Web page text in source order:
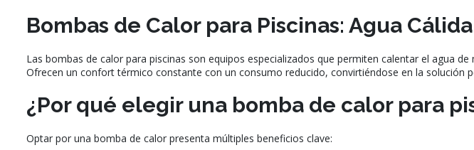
Bombas de Calor para Piscinas: Agua
Las bombas de calor para piscinas son equipos especializados que permiten calentar el agua
Ofrecen un confort térmico constante con un consumo reducido, convirtiéndose en la solución
¿Por qué elegir una bomba de calor para
Optar por una bomba de calor presenta múltiples beneficios clave: